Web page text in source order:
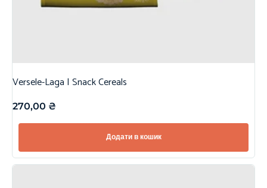
Versele-Laga | Snack Cereals
270,00 ₴
Додати в кошик